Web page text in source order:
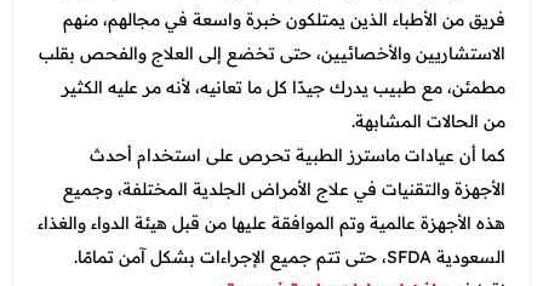
فريق من الأطباء الذين يمتلكون خبرة واسعة في مجالهم، منهم
الاستشاريين والأخصائيين، حتى تخضع إلى العلاج والفحص بقلب
مطمئن، مع طبيب يدرك جيدًا كل ما تعانيه، لأنه مر عليه الكثير
من الحالات المشابهة.
كما أن عيادات ماسترز الطبية تحرص على استخدام أحدث
الأجهزة والتقنيات في علاج الأمراض الجلدية المختلفة، وجميع
هذه الأجهزة عالمية وتم الموافقة عليها من قبل هيئة الدواء والغذاء
السعودية SFDA، حتى تتم جميع الإجراءات بشكل آمن تمامًا.